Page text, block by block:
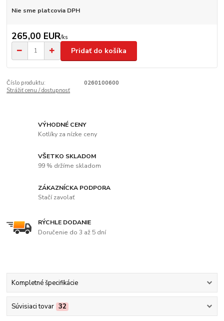
Nie sme platcovia DPH
265,00 EUR/ks
Pridať do košíka
Číslo produktu:
0260100600
Strážiť cenu / dostupnosť
VÝHODNÉ CENY
Kotlíky za nízke ceny
VŠETKO SKLADOM
99 % držíme skladom
ZÁKAZNÍCKA PODPORA
Stačí zavolať
RÝCHLE DODANIE
Doručenie do 3 až 5 dní
Kompletné špecifikácie
Súvisiaci tovar 32